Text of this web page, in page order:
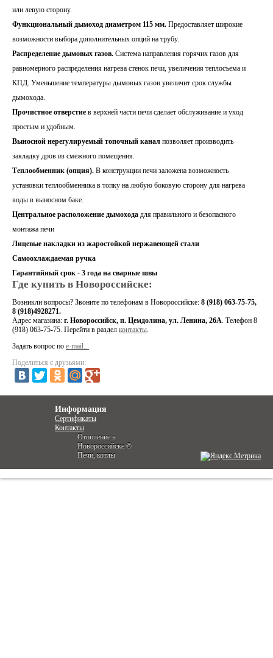
или левую сторону.
Функциональный дымоход диаметром 115 мм. Предоставляет широкие
возможности выбора дополнительных опций на трубу.
Распределение дымовых газов. Система направления горячих газов для
равномерного распределения нагрева стенок печи, увеличения теплосъема и
КПД. Уменьшение температуры дымовых газов увеличит срок службы
дымохода.
Прочистное отверстие в верхней части печи сделает обслуживание и уход
простым и удобным.
Выносной нерегулируемый топочный канал позволяет производить
закладку дров из смежного помещения.
Теплообменник (опция). В конструкции печи заложена возможность
установки теплообменника в топку на любую боковую сторону для нагрева
воды в выносном баке.
Центральное расположение дымохода для правильного и безопасного
монтажа печи
Лицевые накладки из жаростойкой нержавеющей стали
Самоохлаждаемая ручка
Гарантийный срок - 3 года на сварные швы
Где купить в Новороссийске:
Возникли вопросы? Звоните по телефонам в Новороссийске: 8 (918) 063-75-75,
8 (918)4928271.
Адрес магазина: г. Новороссийск, п. Цемдолина, ул. Ленина, 26А . Телефон 8
(918) 063-75-75 . Перейти в раздел контакты
Задать вопрос по e-mail...
Поделиться с друзьями:
Информация
Сертификаты
Контакты
Отопление в
Новороссийске ©
Печи, котлы